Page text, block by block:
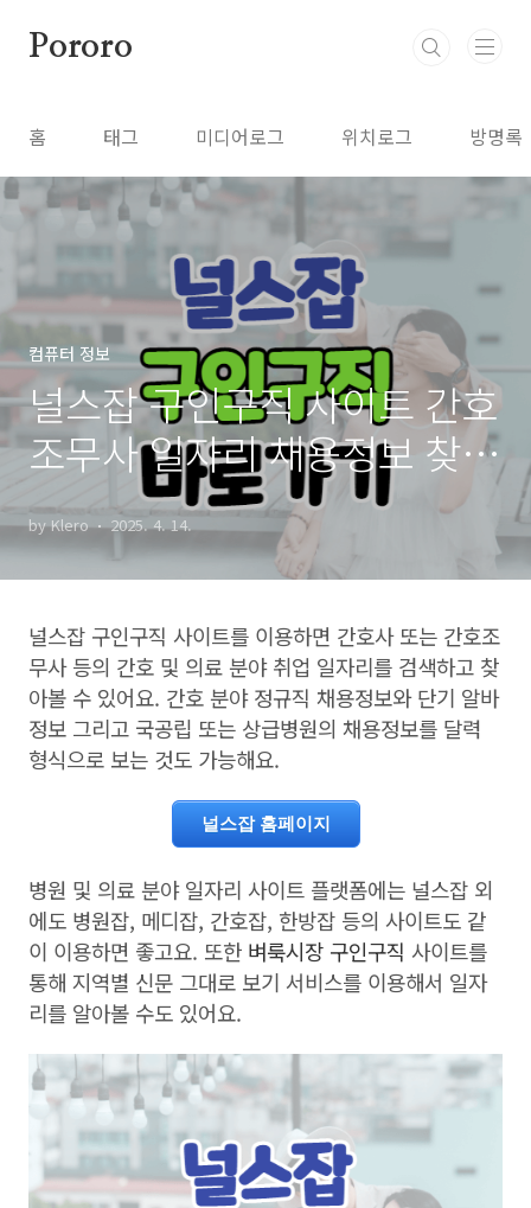
Pororo
홈 태그 미디어로그 위치로그 방명록
컴퓨터 정보
널스잡 구인구직 사이트 간호
조무사 일자리 채용정보 찾아
보기 홈페이지
by Klero 2025. 4. 14.
널스잡 구인구직 사이트를 이용하면 간호사 또는 간호조
무사 등의 간호 및 의료 분야 취업 일자리를 검색하고 찾
아볼 수 있어요. 간호 분야 정규직 채용정보와 단기 알바
정보 그리고 국공립 또는 상급병원의 채용정보를 달력
형식으로 보는 것도 가능해요.
널스잡 홈페이지
병원 및 의료 분야 일자리 사이트 플랫폼에는 널스잡 외
에도 병원잡, 메디잡, 간호잡, 한방잡 등의 사이트도 같
이 이용하면 좋고요. 또한 벼룩시장 구인구직 사이트를
통해 지역별 신문 그대로 보기 서비스를 이용해서 일자
리를 알아볼 수도 있어요.